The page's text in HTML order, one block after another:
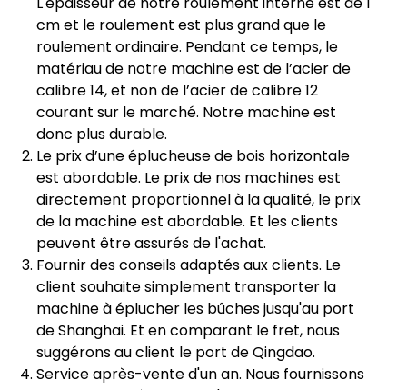
cm et le roulement est plus grand que le
roulement ordinaire. Pendant ce temps, le
matériau de notre machine est de l’acier de
calibre 14, et non de l’acier de calibre 12
courant sur le marché. Notre machine est
donc plus durable.
Le prix d’une éplucheuse de bois horizontale
est abordable. Le prix de nos machines est
directement proportionnel à la qualité, le prix
de la machine est abordable. Et les clients
peuvent être assurés de l'achat.
Fournir des conseils adaptés aux clients. Le
client souhaite simplement transporter la
machine à éplucher les bûches jusqu'au port
de Shanghai. Et en comparant le fret, nous
suggérons au client le port de Qingdao.
Service après-vente d'un an. Nous fournissons